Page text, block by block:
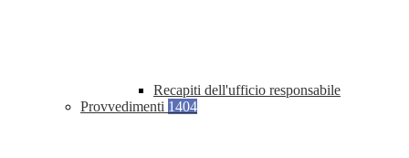
Recapiti dell'ufficio responsabile
Provvedimenti 1404